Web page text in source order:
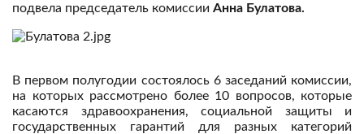
подвела председатель комиссии Анна Булатова.
В первом полугодии состоялось 6 заседаний комиссии,
на которых рассмотрено более 10 вопросов, которые
касаются здравоохранения, социальной защиты и
государственных гарантий для разных категорий